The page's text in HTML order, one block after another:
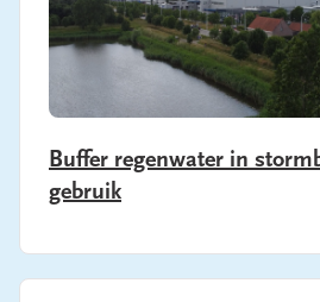
Buffer regenwater in
gebruik